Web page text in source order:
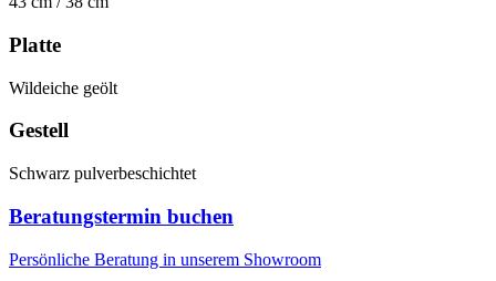
Platte
Wildeiche geölt
Gestell
Schwarz pulverbeschichtet
Beratungstermin buchen
Persönliche Beratung in unserem Showroom